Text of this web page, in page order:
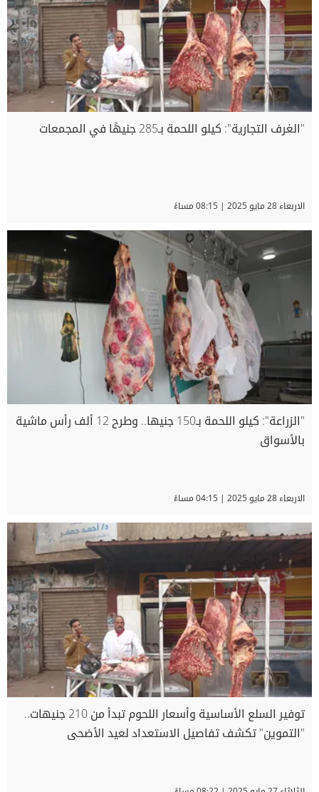
"الغرف التجارية": كيلو اللحمة بـ285 جنيهًا في المجمعات
الاربعاء 28 مايو 2025 | 08:15 مساءً
"الزراعة": كيلو اللحمة بـ150 جنيها.. وطرح 12 ألف رأس ماشية
بالأسواق
الاربعاء 28 مايو 2025 | 04:15 مساءً
توفير السلع الأساسية وأسعار اللحوم تبدأ من 210 جنيهات..
"التموين" تكشف تفاصيل الاستعداد لعيد الأضحى